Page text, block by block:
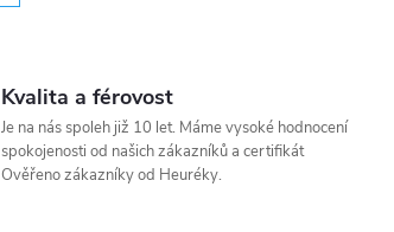
Kvalita a férovost
Je na nás spoleh již 10 let. Máme vysoké hodnocení
spokojenosti od našich zákazníků a certifikát
Ověřeno zákazníky od Heuréky.